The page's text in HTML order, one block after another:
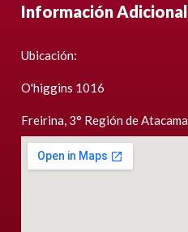
Información Adicional
Ubicación:
O'higgins 1016
Freirina, 3° Región de Atacama